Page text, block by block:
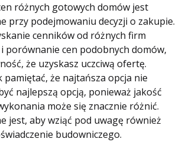
różnych gotowych domów jest
przy podejmowaniu decyzji o zakupie.
cenników od różnych firm
porównanie cen podobnych domów,
że uzyskasz uczciwą ofertę.
pamiętać, że najtańsza opcja nie
najlepszą opcją, ponieważ jakość
może się znacznie różnić.
jest, aby wziąć pod uwagę również
budowniczego.